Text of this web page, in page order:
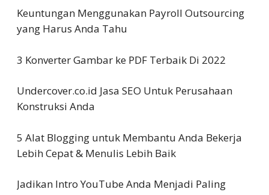
Keuntungan Menggunakan Payroll Outsourcing
yang Harus Anda Tahu
3 Konverter Gambar ke PDF Terbaik Di 2022
Undercover.co.id Jasa SEO Untuk Perusahaan
Konstruksi Anda
5 Alat Blogging untuk Membantu Anda Bekerja
Lebih Cepat & Menulis Lebih Baik
Jadikan Intro YouTube Anda Menjadi Paling